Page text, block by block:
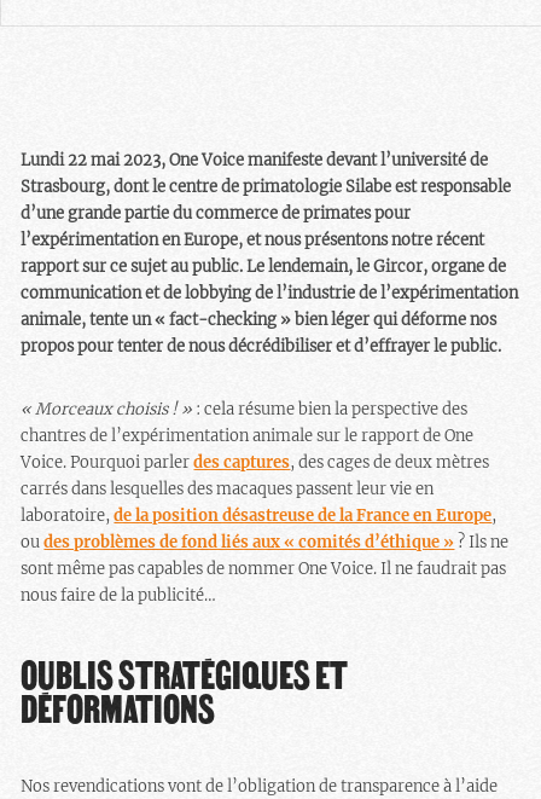
Lundi 22 mai 2023, One Voice manifeste devant l’université de
Strasbourg, dont le centre de primatologie Silabe est responsable
d’une grande partie du commerce de primates pour
l’expérimentation en Europe, et nous présentons notre récent
rapport sur ce sujet au public. Le lendemain, le Gircor, organe de
communication et de lobbying de l’industrie de l’expérimentation
animale, tente un « fact-checking » bien léger qui déforme nos
propos pour tenter de nous décrédibiliser et d’effrayer le public.
« Morceaux choisis ! » : cela résume bien la perspective des
chantres de l’expérimentation animale sur le rapport de One
Voice. Pourquoi parlerdes captures, des cages de deux mètres
carrés dans lesquelles des macaques passent leur vie en
laboratoire,de la position désastreuse de la France en Europe,
oudes problèmes de fond liés aux « comités d’éthique » ? Ils ne
sont même pas capables de nommer One Voice. Il ne faudrait pas
nous faire de la publicité…
OUBLIS STRATÉGIQUES ET
DÉFORMATIONS
Nos revendications vont de l’obligation de transparence à l’aide